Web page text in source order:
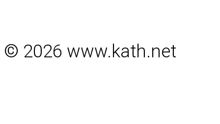
© 2026 www.kath.net